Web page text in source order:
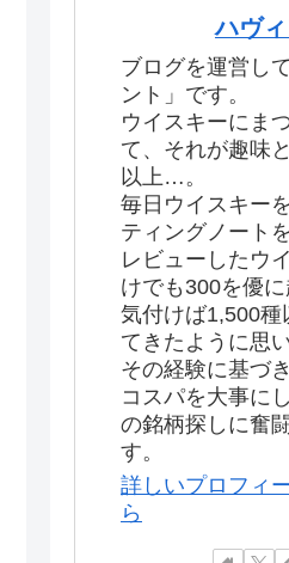
ハヴィ
ブログを運営し
ント」です。
ウイスキーにま
て、それが趣味
以上…。
毎日ウイスキー
ティングノート
レビューしたウ
けでも300を優に
気付けば1,500種
てきたように思
その経験に基づ
コスパを大事に
の銘柄探しに奮
す。
詳しいプロフィ
ら